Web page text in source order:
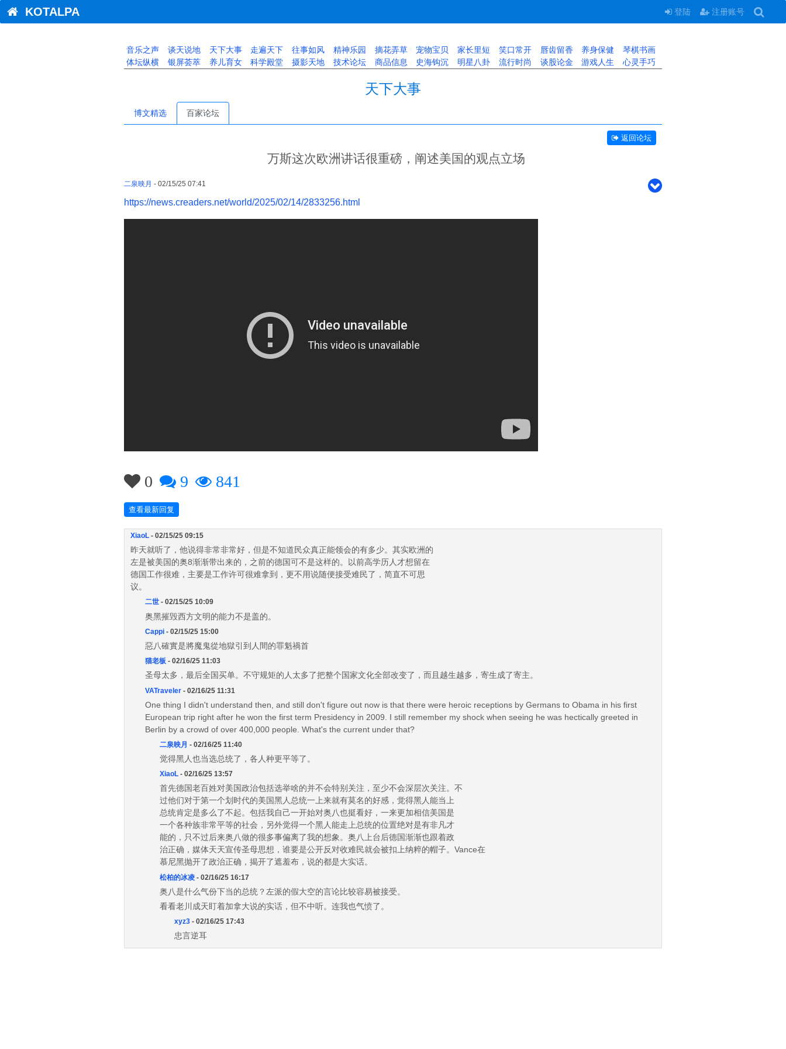
KOTALPA 登陆 注册账号
音乐之声 谈天说地 天下大事 走遍天下 往事如风 精神乐园 摘花弄草 宠物宝贝 家长里短 笑口常开 唇齿留香 养身保健
琴棋书画
体坛纵横
银屏荟萃 养儿育女 科学殿堂 摄影天地 技术论坛 商品信息 史海钩沉 明星八卦 流行时尚 谈股论金 游戏人生 心灵手巧
天下大事
博文精选 百家论坛
返回论坛
万斯这次欧洲讲话很重磅，阐述美国的观点立场
二泉映月 - 02/15/25 07:41
https://news.creaders.net/world/2025/02/14/2833256.html
0 9 841
查看最新回复
XiaoL - 02/15/25 09:15
昨天就听了，他说得非常非常好，但是不知道民众真正能领会的有多少。其实欧洲的
左是被美国的奥8渐渐带出来的，之前的德国可不是这样的。以前高学历人才想留在
德国工作很难，主要是工作许可很难拿到，更不用说随便接受难民了，简直不可思
议。
二世 - 02/15/25 10:09
奥黑摧毁西方文明的能力不是盖的。
Cappi - 02/15/25 15:00
惡八確實是將魔鬼從地獄引到人間的罪魁禍首
猫老板 - 02/16/25 11:03
圣母太多，最后全国买单。不守规矩的人太多了把整个国家文化全部改变了，而且越生越多，寄生成了寄主。
VATraveler - 02/16/25 11:31
One thing I didn't understand then, and still don't figure out now is that there were heroic receptions by Germans to Obama in his first
European trip right after he won the first term Presidency in 2009. I still remember my shock when seeing he was hectically greeted in
Berlin by a crowd of over 400,000 people. What's the current under that?
二泉映月 - 02/16/25 11:40
觉得黑人也当选总统了，各人种更平等了。
XiaoL - 02/16/25 13:57
首先德国老百姓对美国政治包括选举啥的并不会特别关注，至少不会深层次关注。不
过他们对于第一个划时代的美国黑人总统一上来就有莫名的好感，觉得黑人能当上
总统肯定是多么了不起。包括我自己一开始对奥八也挺看好，一来更加相信美国是
一个各种族非常平等的社会，另外觉得一个黑人能走上总统的位置绝对是有非凡才
能的，只不过后来奥八做的很多事偏离了我的想象。奥八上台后德国渐渐也跟着政
治正确，媒体天天宣传圣母思想，谁要是公开反对收难民就会被扣上纳粹的帽子。Vance在
慕尼黑抛开了政治正确，揭开了遮羞布，说的都是大实话。
松柏的冰凌 - 02/16/25 16:17
奥八是什么气份下当的总统？左派的假大空的言论比较容易被接受。
看看老川成天盯着加拿大说的实话，但不中听。连我也气愤了。
xyz3 - 02/16/25 17:43
忠言逆耳